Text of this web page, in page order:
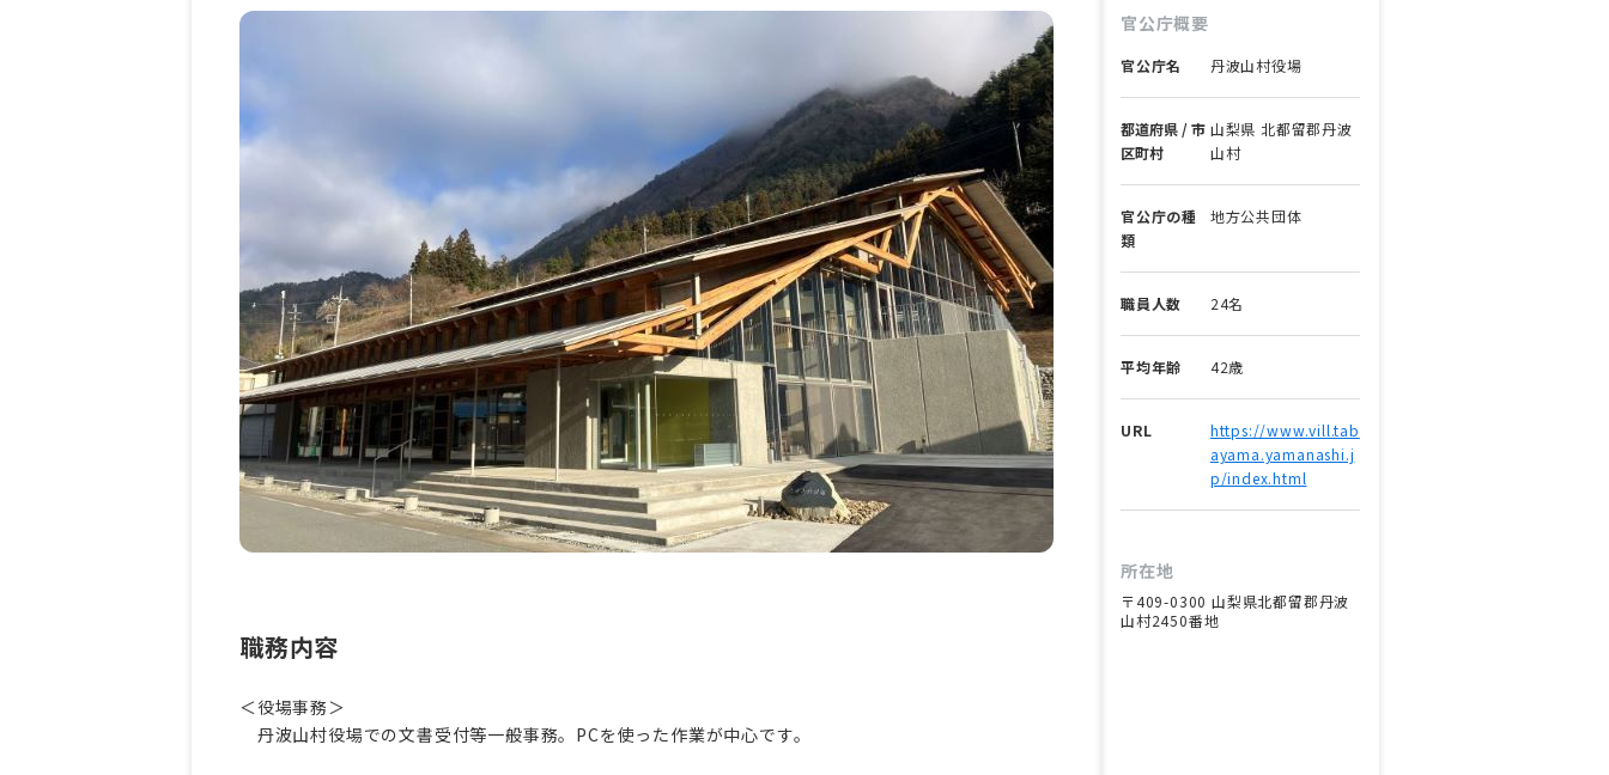
職務内容
＜役場事務＞
丹波山村役場での文書受付等一般事務。PCを使った作業が中心です。
官公庁概要
官公庁名 丹波山村役場
都道府県 / 市
区町村
山梨県 北都留郡丹波
山村
官公庁の種
類
地方公共団体
職員人数 24名
平均年齢 42歳
URL
https://www.vill.tab
ayama.yamanashi.j
p/index.html
所在地
〒409-0300 山梨県北都留郡丹波
山村2450番地